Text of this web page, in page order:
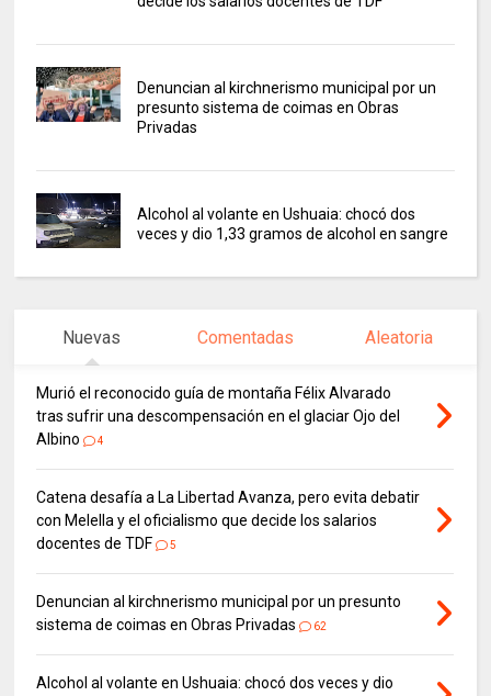
Denuncian al kirchnerismo municipal por un
presunto sistema de coimas en Obras
Privadas
Alcohol al volante en Ushuaia: chocó dos
veces y dio 1,33 gramos de alcohol en sangre
Nuevas Comentadas Aleatoria
Murió el reconocido guía de montaña Félix Alvarado
tras sufrir una descompensación en el glaciar Ojo del
Albino
4
Catena desafía a La Libertad Avanza, pero evita debatir
con Melella y el oficialismo que decide los salarios
docentes de TDF
5
Denuncian al kirchnerismo municipal por un presunto
sistema de coimas en Obras Privadas
62
Alcohol al volante en Ushuaia: chocó dos veces y dio